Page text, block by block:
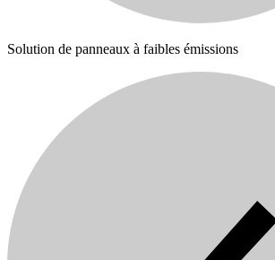
Solution de panneaux à faibles émissions